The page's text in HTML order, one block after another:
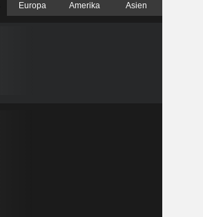
Europa Amerika Asien